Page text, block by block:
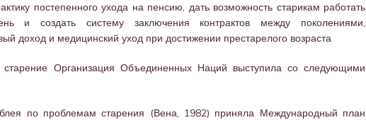
постепенного ухода на пенсию, дать возможность старикам работать
и создать систему заключения контрактов между поколениями,
доход и медицинский уход при достижении престарелого возраста
старение Организация Объединенных Наций выступила со следующими
по проблемам старения (Вена, 1982) приняла Международный план